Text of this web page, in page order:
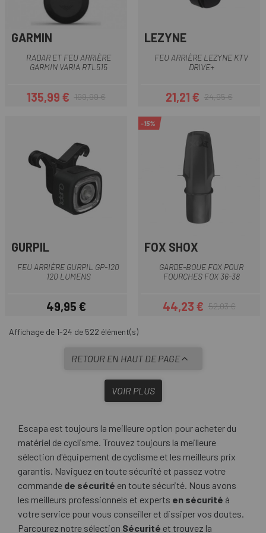
GARMIN
RADAR ET FEU ARRIÈRE
GARMIN VARIA RTL515
Prix
135,99 €Prix habituel
199,99 €
LEZYNE
FEU ARRIÈRE LEZYNE KTV
DRIVE+
Prix
21,21 €Prix habituel
24,95 €
GURPIL
FEU ARRIÈRE GURPIL GP-120
120 LUMENS
Prix
49,95 €
-15%
FOX SHOX
GARDE-BOUE FOX POUR
FOURCHES FOX 36-38
Prix
44,23 €Prix habituel
52,03 €
Affichage de 1-24 de 522 élément(s)
RETOUR EN HAUT DE PAGE
VOIR PLUS
Escapa est toujours la meilleure option pour acheter du
matériel de cyclisme. Trouvez toujours la meilleure
sélection d'équipement de cyclisme et les meilleurs prix
garantis. Naviguez en toute sécurité et passez votre
commande de sécurité en toute sécurité. Nous avons
les meilleurs professionnels et experts en sécurité à
votre service pour vous conseiller et dissiper vos doutes.
Parcourez notre sélection Sécurité et trouvez la